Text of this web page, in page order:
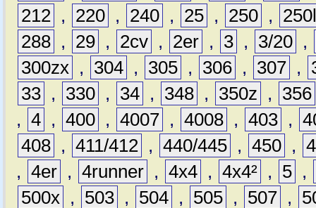
212 , 220 , 240 , 25 , 250 ,
288 , 29 , 2cv , 2er , 3 , 3/20 ,
300zx , 304 , 305 , 306 , 307 ,
33 , 330 , 34 , 348 , 350z ,
356
, 4 , 400 , 4007 , 4008 , 403 ,
408 , 411/412 , 440/445 , 450 ,
, 4er , 4runner , 4x4 , 4x4² , 5 ,
500x , 503 , 504 , 505 , 507 ,